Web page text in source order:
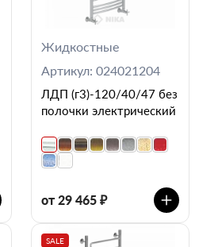
Жидкостные
Артикул: 024021204
ЛДП (г3)-120/40/47 без
полочки электрический
от 29 465 ₽
SALE